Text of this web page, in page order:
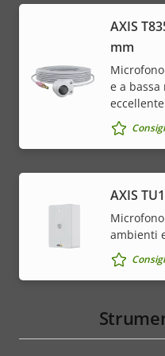
AXIS
mm
e a
eccellente
AXIS
ambienti